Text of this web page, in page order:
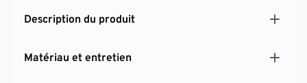
Description du produit
Matériau et entretien